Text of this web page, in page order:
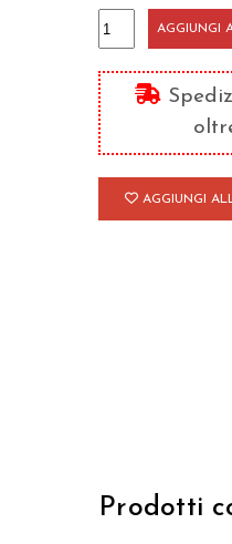
Induismo
quantità
AGGIUNGI
AGGIUNGI
Prodotti